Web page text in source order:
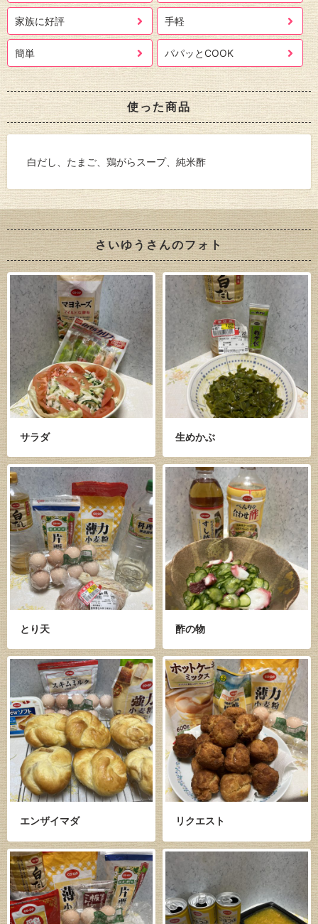
家族に好評 手軽
簡単 パパッとCOOK
使った商品
白だし、たまご、鶏がらスープ、純米酢
さいゆうさんのフォト
サラダ 生めかぶ
とり天 酢の物
エンザイマダ リクエスト